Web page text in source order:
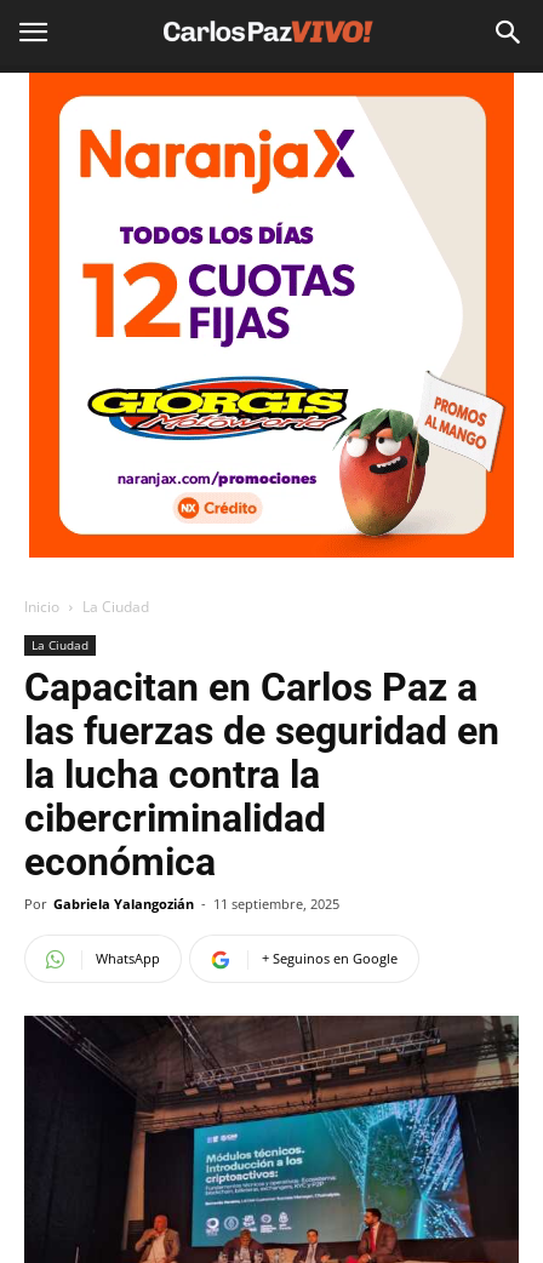
Inicio La Ciudad
La Ciudad
Capacitan en Carlos Paz a
las fuerzas de seguridad en
la lucha contra la
cibercriminalidad
económica
Por Gabriela Yalangozián - 11 septiembre, 2025
WhatsApp + Seguinos en Google